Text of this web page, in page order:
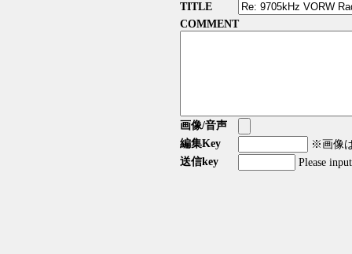
TITLE
COMMENT
画像/音声
編集Key
※画像
送信key
Please